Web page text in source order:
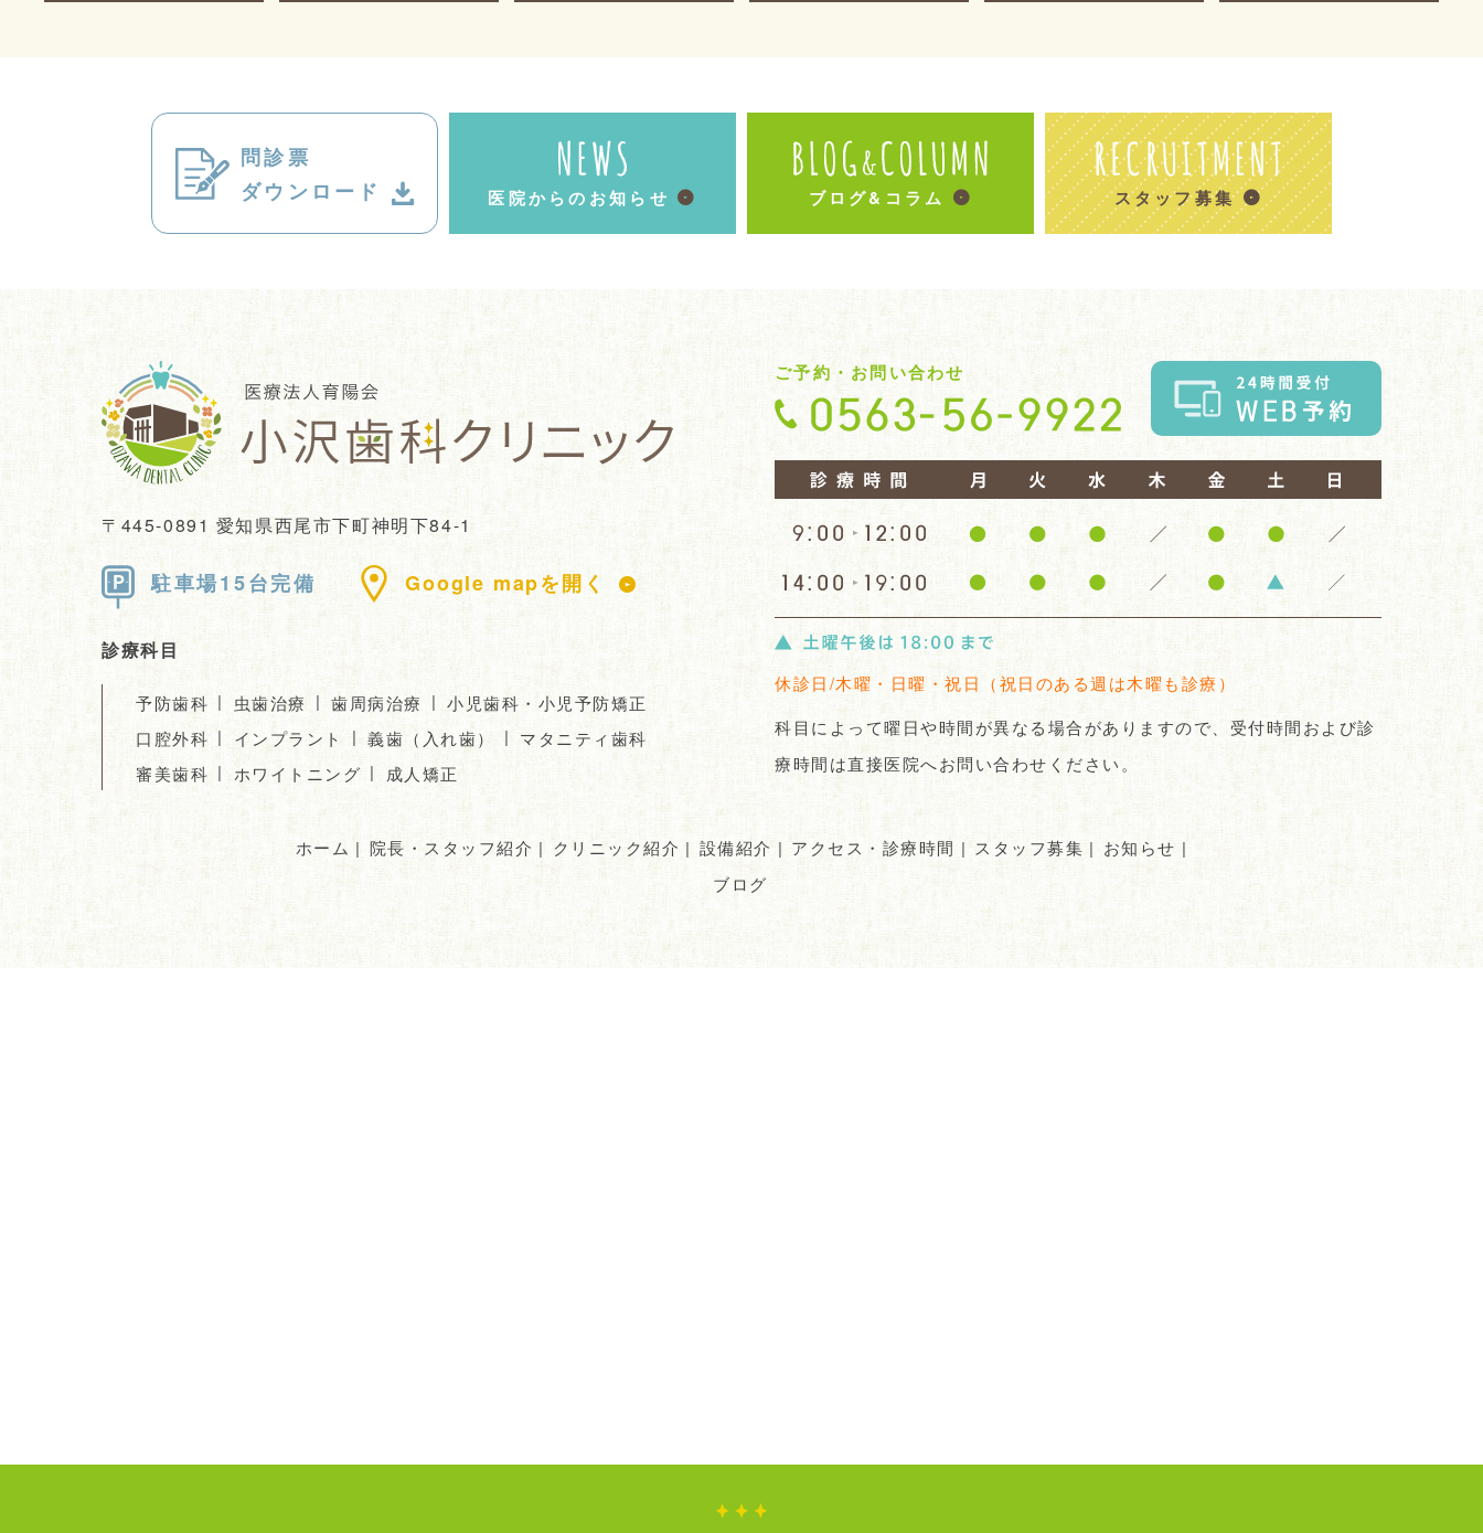
問診票
ダウンロード
医院からのお知らせ ブログ&コラム スタッフ募集
〒445-0891 愛知県西尾市下町神明下84-1
駐車場15台完備 Google mapを開く
診療科目
予防歯科 | 虫歯治療 | 歯周病治療 | 小児歯科・小児予防矯正
口腔外科 | インプラント | 義歯（入れ歯） | マタニティ歯科
審美歯科 | ホワイトニング | 成人矯正
ご予約・お問い合わせ
休診日/木曜・日曜・祝日（祝日のある週は木曜も診療）
科目によって曜日や時間が異なる場合がありますので、受付時間および診
療時間は直接医院へお問い合わせください。
ホーム | 院長・スタッフ紹介 | クリニック紹介 | 設備紹介 | アクセス・診療時間 | スタッフ募集 | お知らせ |
ブログ